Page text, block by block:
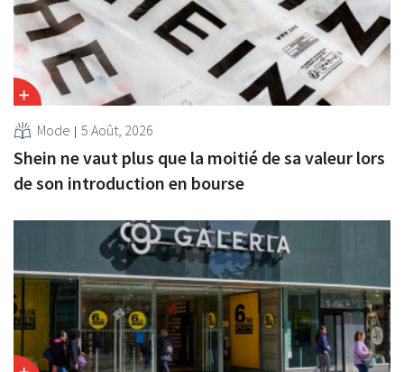
Mode 5 Août, 2026
Shein ne vaut plus que la moitié de sa valeur lors
de son introduction en bourse